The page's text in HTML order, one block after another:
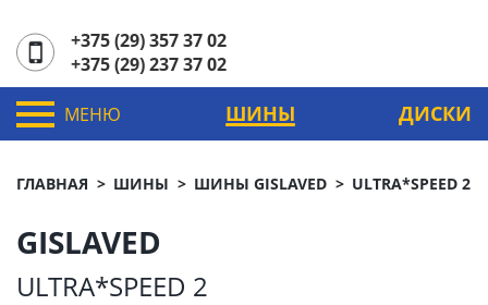
+375 (29) 357 37 02
+375 (29) 237 37 02
МЕНЮ ШИНЫ ДИСКИ
ГЛАВНАЯ ШИНЫ ШИНЫ GISLAVED ULTRA*SPEED 2
GISLAVED
ULTRA*SPEED 2